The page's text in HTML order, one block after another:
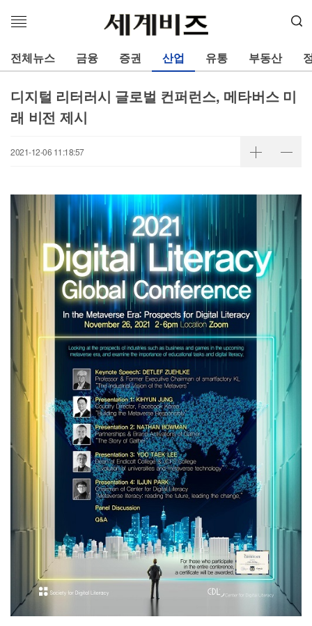
메
열
기
전체뉴스 금융 증권 산업 유통 부동산
디지털 리터러시 글로벌 컨퍼런스, 메타버스 미
래 비전 제시
2021-12-06 11:18:57